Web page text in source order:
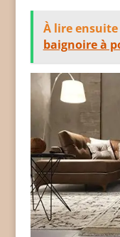
À lire ensuite
baignoire à